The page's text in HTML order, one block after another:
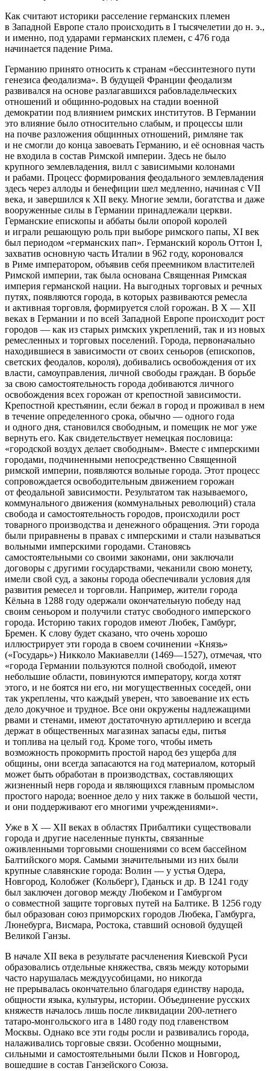
Как считают историки расселение германских племен
в Западной Европе стало происходить в I тысячелетии до н. э.,
и именно, под ударами германских племен, с 476 года
начинается падение Рима.
Германию принято относить к странам «бессинтезного пути
генезиса феодализма». В будущей Франции феодализм
развивался на основе разлагавшихся рабовладельческих
отношений и общинно-родовых на стадии военной
демократии под влиянием римских институтов. В Германии
это влияние было относительно слабым, и процессы шли
на почве разложения общинных отношений, римляне так
и не смогли до конца завоевать Германию, и её основная часть
не входила в состав Римской империи. Здесь не было
крупного землевладения, вилл с зависимыми колонами
и рабами. Процесс формирования феодального землевладения
здесь через аллоды и бенефиции шел медленно, начиная с VII
века, и завершился к XII веку. Многие земли, богатства и даже
вооруженные силы в Германии принадлежали церкви.
Германские епископы и аббаты были опорой королей
и играли решающую роль при выборе римского папы, XI век
был периодом «германских пап». Германский король Оттон I,
захватив основную часть Италии в 962 году, короновался
в Риме императором, объявив себя преемником властителей
Римской империи, так была основана Священная Римская
империя германской нации. На выгодных торговых и речных
путях, появляются города, в которых развиваются ремесла
и активная торговля, формируется слой горожан. В X — XII
веках в Германии и по всей Западной Европе происходит рост
городов — как из старых римских укреплений, так и из новых
ремесленных и торговых поселений. Города, первоначально
находившиеся в зависимости от своих сеньоров (епископов,
светских феодалов, короля), добивались освобождения от их
власти, самоуправления, личной свободы граждан. В борьбе
за свою самостоятельность города добиваются личного
освобождения всех горожан от крепостной зависимости.
Крепостной крестьянин, если бежал в город и проживал в нем
в течение определенного срока, обычно — одного года
и одного дня, становился свободным, и помещик не мог уже
вернуть его. Как свидетельствует немецкая пословица:
«городской воздух делает свободным». Вместе с имперскими
городами, подчиненными непосредственно Священной
римской империи, появляются вольные города. Этот процесс
сопровождается освободительным движением горожан
от феодальной зависимости. Результатом так называемого,
коммунального движения (коммунальных революций) стала
свобода и самостоятельность городов, происходили рост
товарного производства и денежного обращения. Эти города
были приравнены в правах с имперскими и стали называться
вольными имперскими городами. Становясь
самостоятельными со своими законами, они заключали
договоры с другими государствами, чеканили свою монету,
имели свой суд, а законы города обеспечивали условия для
развития ремесел и торговли. Например, жители города
Кёльна в 1288 году одержали окончательную победу над
своим сеньором и получили статус свободного имперского
города. Историю таких городов имеют Любек, Гамбург,
Бремен. К слову будет сказано, что очень хорошо
иллюстрирует эти города в своем сочинении «Князь»
(«Государь») Никколо Макиавелли (1469—1527), отмечая, что
«города Германии пользуются полной свободой, имеют
небольшие области, повинуются императору, когда хотят
этого, и не боятся ни его, ни могущественных соседей, они
так укреплены, что каждый уверен, что завоевание их есть
дело докучное и трудное. Все они окружены надлежащими
рвами и стенами, имеют достаточную артиллерию и всегда
держат в общественных магазинах запасы еды, питья
и топлива на целый год. Кроме того, чтобы иметь
возможность прокормить простой народ без ущерба для
общины, они всегда запасаются на год материалом, который
может быть обработан в производствах, составляющих
жизненный нерв города и являющихся главным промыслом
простого народа; военное дело у них также в большой чести,
и они поддерживают его многими учреждениями».
Уже в X — XII веках в областях Прибалтики существовали
города и другие населенные пункты, связанные
оживленными торговыми сношениями со всем бассейном
Балтийского моря. Самыми значительными из них были
крупные славянские города: Волин — у устья Одера,
Новгород, Колобжег (Кольберг), Гданьск и др. В 1241 году
был заключен договор между Любеком и Гамбургом
о совместной защите торговых путей на Балтике. В 1256 году
был образован союз приморских городов Любека, Гамбурга,
Люнебурга, Висмара, Ростока, ставший основой будущей
Великой Ганзы.
В начале XII века в результате расчленения Киевской Руси
образовались отдельные княжества, связь между которыми
часто нарушалась междуусобицами, но никогда
не прерывалась окончательно благодаря единству народа,
общности языка, культуры, истории. Объединение русских
княжеств началось лишь после ликвидации 200-летнего
татаро-монгольского ига в 1480 году под главенством
Москвы. Однако все эти годы росли и развивались города,
налаживались торговые связи. Особенно мощными,
сильными и самостоятельными были Псков и Новгород,
вошедшие в состав Ганзейского Союза.